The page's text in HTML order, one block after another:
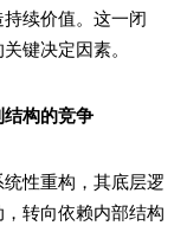
续价值。这一闭
键决定因素。
构的竞争
性重构，其底层逻
转向依赖内部结构